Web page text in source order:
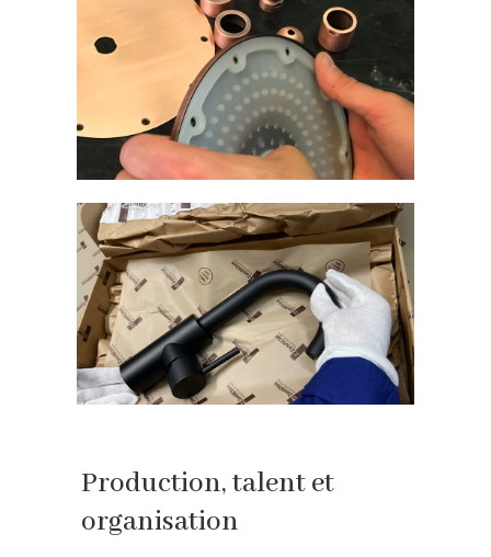
Production, talent et
organisation